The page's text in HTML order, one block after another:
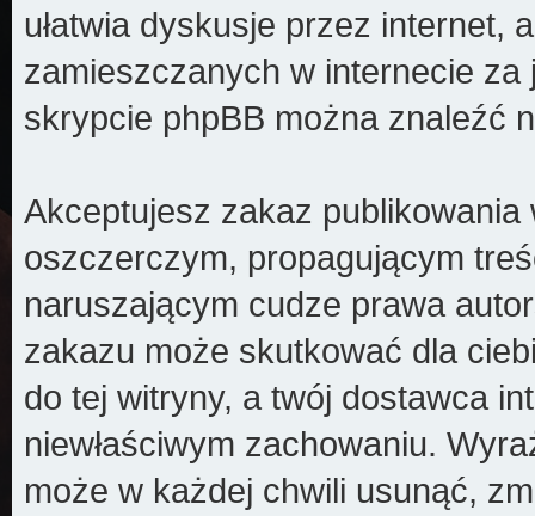
ułatwia dyskusje przez internet,
zamieszczanych w internecie
skrypcie phpBB można znaleźć
Akceptujesz zakaz
oszczerczym, propagującym
naruszającym cudze prawa
zakazu może skutkować dla
do tej witryny, a twój dostawca
niewłaściwym zachowaniu.
może w każdej chwili usunąć,